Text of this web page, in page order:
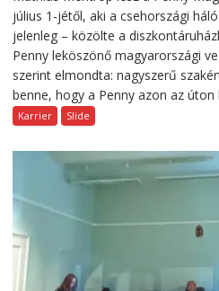
július 1-jétől, aki a csehországi
jelenleg – közölte a
Penny leköszönő magyarországi
szerint elmondta: nagyszerű
benne, hogy a Penny azon az úton
Karrier Slide